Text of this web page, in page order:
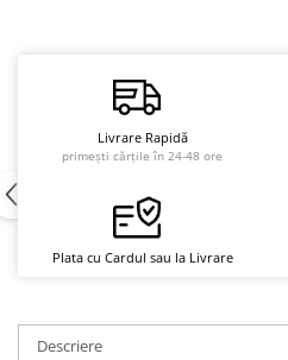
Vindecare spirituală
Viaţa de după moarte
Cristale
Oracol
Fără categorie
Livrare Rapidă
primești cărțile în 24-48 ore
Plata cu Cardul sau la Livrare
Descriere